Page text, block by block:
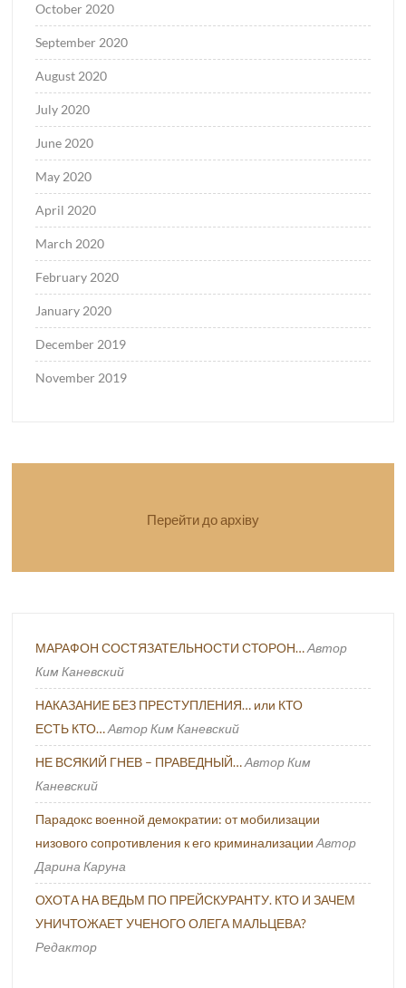
October 2020
September 2020
August 2020
July 2020
June 2020
May 2020
April 2020
March 2020
February 2020
January 2020
December 2019
November 2019
Перейти до архіву
МАРАФОН СОСТЯЗАТЕЛЬНОСТИ СТОРОН… Автор
Ким Каневский
НАКАЗАНИЕ БЕЗ ПРЕСТУПЛЕНИЯ… или КТО
ЕСТЬ КТО… Автор Ким Каневский
НЕ ВСЯКИЙ ГНЕВ – ПРАВЕДНЫЙ… Автор Ким
Каневский
Парадокс военной демократии: от мобилизации
низового сопротивления к его криминализации Автор
Дарина Каруна
ОХОТА НА ВЕДЬМ ПО ПРЕЙСКУРАНТУ. КТО И ЗАЧЕМ
УНИЧТОЖАЕТ УЧЕНОГО ОЛЕГА МАЛЬЦЕВА?
Редактор